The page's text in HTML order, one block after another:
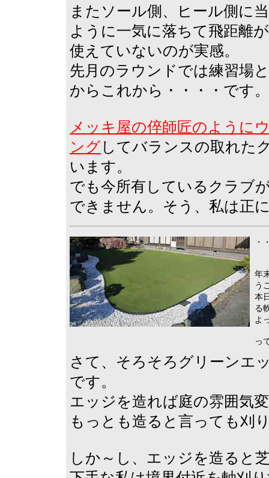
またソール側、ヒール側に
ように一気に落ちて飛距離
使えていないのが実感。
先月のラウンドでは練習場
からこれから・・・・です。
メッキ屋の倅師匠のように
ングしてバランスの取れた
います。
でも今所有しているクラブ
できません。そう、私は正
・
年
う
本
る
よ
っ
さて、そろそろグリーンエ
です。
エッジを造れば庭の雰囲気
もっとも造ると言っても刈
しか～し、エッジを造ると